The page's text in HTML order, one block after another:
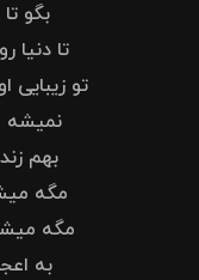
بگو
تا دنیا
تو زیبایی
نمیشه
بهم
مگه
مگه
به